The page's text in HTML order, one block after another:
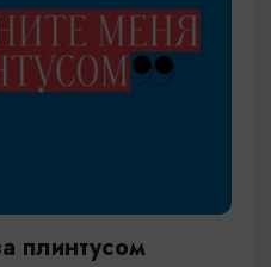
плинтусом